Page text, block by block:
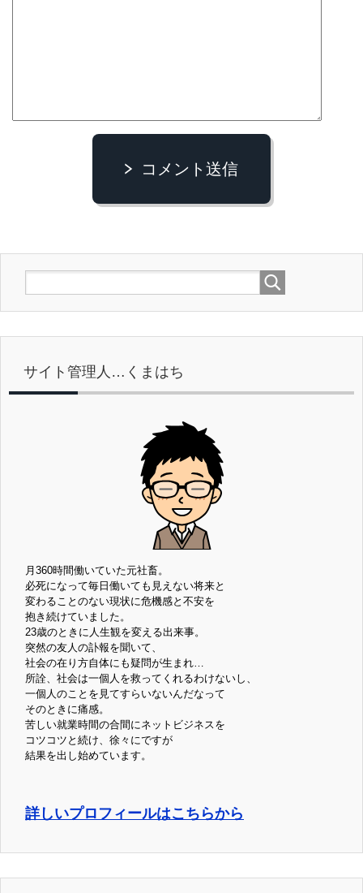
コメント送信
サイト管理人…くまはち
月360時間働いていた元社畜。
必死になって毎日働いても見えない将来と
変わることのない現状に危機感と不安を
抱き続けていました。
23歳のときに人生観を変える出来事。
突然の友人の訃報を聞いて、
社会の在り方自体にも疑問が生まれ…
所詮、社会は一個人を救ってくれるわけないし、
一個人のことを見てすらいないんだなって
そのときに痛感。
苦しい就業時間の合間にネットビジネスを
コツコツと続け、徐々にですが
結果を出し始めています。
詳しいプロフィールはこちらから